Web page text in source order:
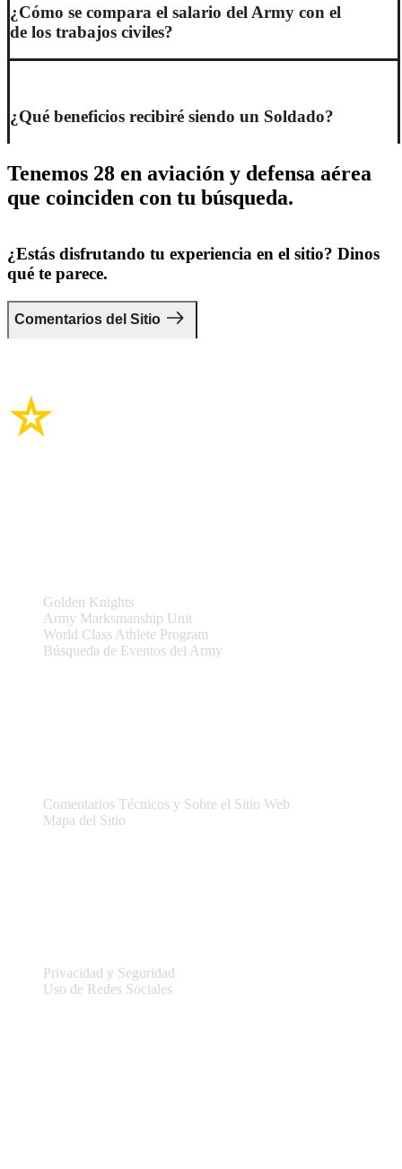
¿Cómo se compara el salario del Army con el
de los trabajos civiles?
¿Qué beneficios recibiré siendo un Soldado?
Tenemos 28 en aviación y defensa aérea
que coinciden con tu búsqueda.
¿Estás disfrutando tu experiencia en el sitio? Dinos
qué te parece.
Comentarios del Sitio
Golden Knights
Army Marksmanship Unit
World Class Athlete Program
Búsqueda de Eventos del Army
Comentarios Técnicos y Sobre el Sitio Web
Mapa del Sitio
Privacidad y Seguridad
Uso de Redes Sociales